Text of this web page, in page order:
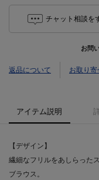
チャット相談を
お問
返品について お取り
アイテム説明
【デザイン】
繊細なフリルをあしらった
ブラウス。